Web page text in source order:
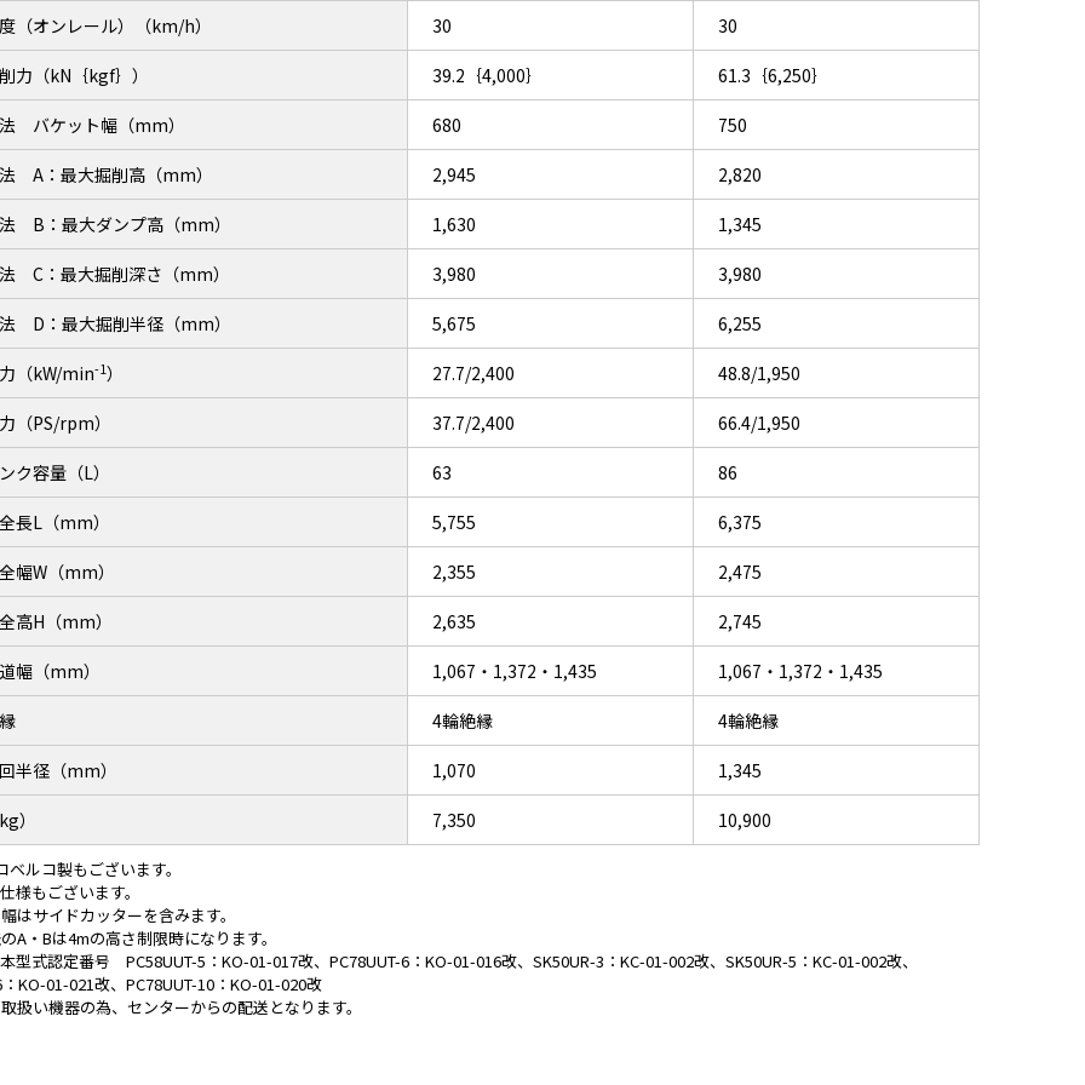
（オンレール）（km/h） 30 30
力（kN｛kgf｝） 39.2｛4,000｝ 61.3｛6,250｝
バケット幅（mm） 680 750
A：最大掘削高（mm） 2,945 2,820
B：最大ダンプ高（mm） 1,630 1,345
C：最大掘削深さ（mm） 3,980 3,980
D：最大掘削半径（mm） 5,675 6,255
（kW/min-1） 27.7/2,400 48.8/1,950
（PS/rpm） 37.7/2,400 66.4/1,950
ク容量（L） 63 86
長L（mm） 5,755 6,375
幅W（mm） 2,355 2,475
高H（mm） 2,635 2,745
幅（mm） 1,067・1,372・1,435 1,067・1,372・1,435
4輪絶縁 4輪絶縁
半径（mm） 1,070 1,345
） 7,350 10,900
ルコ製もございます。
様もございます。
はサイドカッターを含みます。
A・Bは4mの高さ制限時になります。
型式認定番号 PC58UUT-5：KO-01-017改、PC78UUT-6：KO-01-016改、SK50UR-3：KC-01-002改、SK50UR-5：KC-01-002改、
KO-01-021改、PC78UUT-10：KO-01-020改
扱い機器の為、センターからの配送となります。